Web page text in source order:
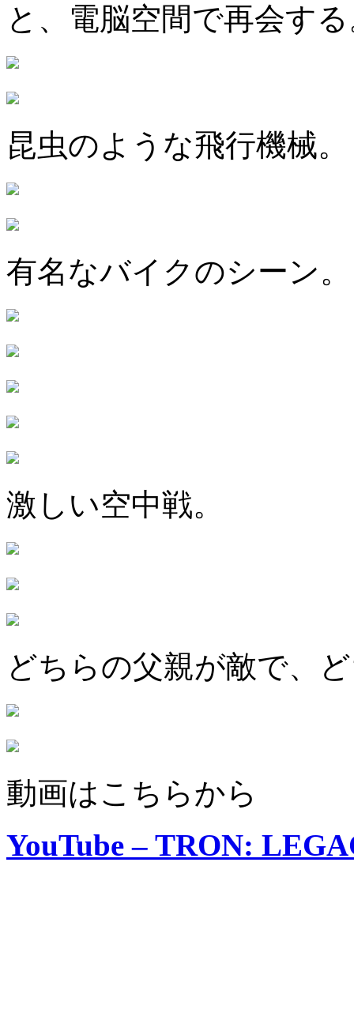
と、電脳空間で再会す
昆虫のような飛行機械。
有名なバイクのシーン。
激しい空中戦。
どちらの父親が敵で、
動画はこちらから
YouTube – TRON: